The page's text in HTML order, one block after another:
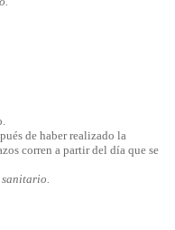
de haber realizado la
corren a partir del día que se